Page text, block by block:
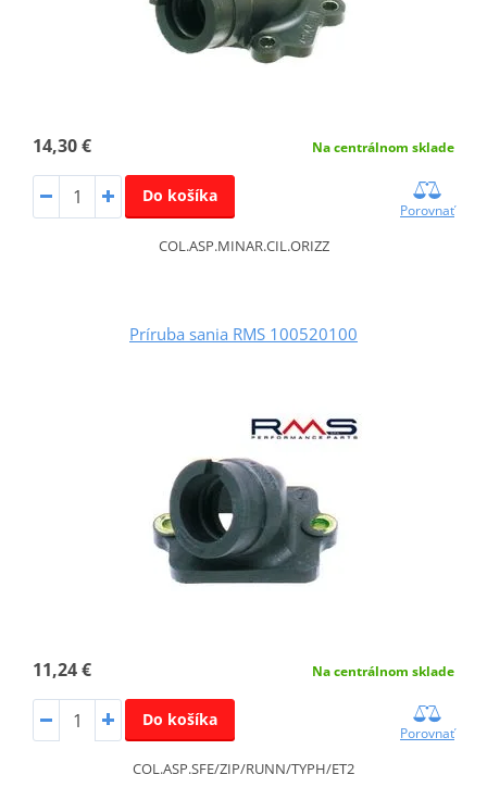
14,30 € Na centrálnom sklade
Do košíka
Porovnať
COL.ASP.MINAR.CIL.ORIZZ
Príruba sania RMS 100520100
11,24 € Na centrálnom sklade
Do košíka
Porovnať
COL.ASP.SFE/ZIP/RUNN/TYPH/ET2